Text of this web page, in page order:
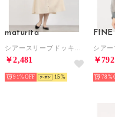
maturita
シアースリーブドッキングワンピース （ベージュ）
￥2,481
91% 15
FINE
￥792
78%